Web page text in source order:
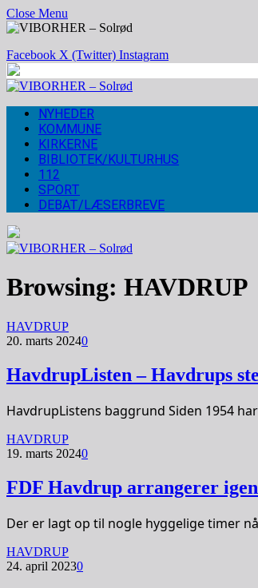
Close Menu
Facebook X (Twitter) Instagram
NYHEDER
KOMMUNE
KIRKERNE
BIBLIOTEK/KULTURHUS
112
SPORT
DEBAT/LÆSERBREVE
Browsing: HAVDRUP
HAVDRUP
20. marts 20240
HavdrupListen – Havdrups
HavdrupListens baggrund Siden 1954
HAVDRUP
19. marts 20240
FDF Havdrup arrangerer
Der er lagt op til nogle hyggelige timer
HAVDRUP
24. april 20230